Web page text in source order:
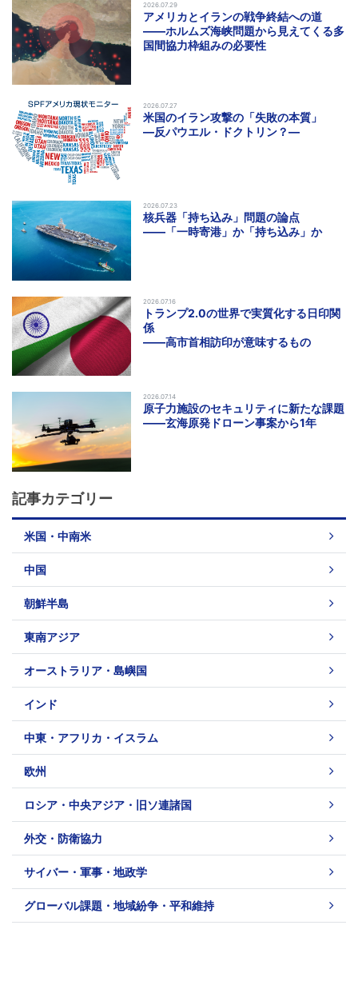
2026.07.29
アメリカとイランの戦争終結への道
――ホルムズ海峡問題から見えてくる多
国間協力枠組みの必要性
2026.07.27
米国のイラン攻撃の「失敗の本質」
―反パウエル・ドクトリン？―
2026.07.23
核兵器「持ち込み」問題の論点
――「一時寄港」か「持ち込み」か
2026.07.16
トランプ2.0の世界で実質化する日印関
係
――高市首相訪印が意味するもの
2026.07.14
原子力施設のセキュリティに新たな課題
――玄海原発ドローン事案から1年
記事カテゴリー
米国・中南米
中国
朝鮮半島
東南アジア
オーストラリア・島嶼国
インド
中東・アフリカ・イスラム
欧州
ロシア・中央アジア・旧ソ連諸国
外交・防衛協力
サイバー・軍事・地政学
グローバル課題・地域紛争・平和維持